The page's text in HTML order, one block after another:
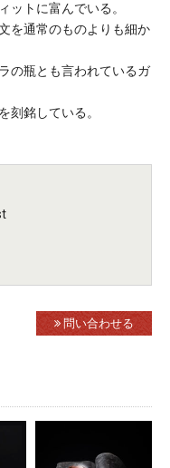
ットに富んでいる。
を通常のものよりも細か
の瓶とも言われているガ
刻銘している。
問い合わせる